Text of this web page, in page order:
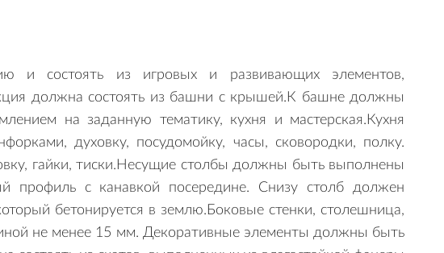
и состоять из игровых и развивающих элементов,
должна состоять из башни с крышей.К башне должны
на заданную тематику, кухня и мастерская.Кухня
духовку, посудомойку, часы, сковородки, полку.
гайки, тиски.Несущие столбы должны быть выполнены
профиль с канавкой посередине. Снизу столб должен
бетонируется в землю.Боковые стенки, столешница,
не менее 15 мм. Декоративные элементы должны быть